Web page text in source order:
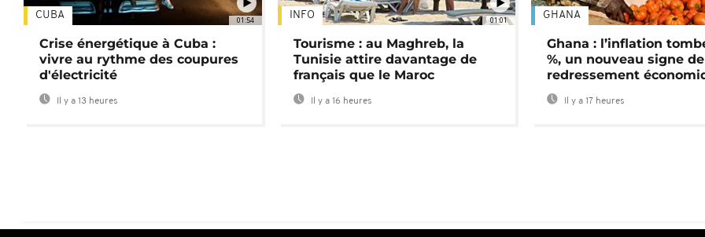
01:54
CUBA
Crise énergétique à Cuba :
vivre au rythme des coupures
d'électricité
Il y a 13 heures
01:01
INFO
Tourisme : au Maghreb, la
Tunisie attire davantage de
français que le Maroc
Il y a 16 heures
GHANA
Ghana : l’inflation
%, un nouveau signe de
redressement
Il y a 17 heures